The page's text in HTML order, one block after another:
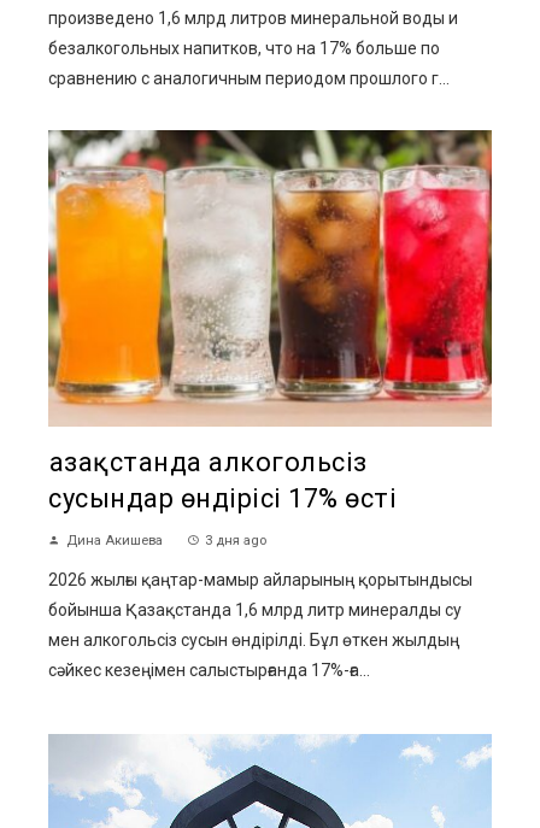
произведено 1,6 млрд литров минеральной воды и
безалкогольных напитков, что на 17% больше по
сравнению с аналогичным периодом прошлого г...
Қазақстанда алкогольсіз
сусындар өндірісі 17% өсті
Дина Акишева 3 дня ago
2026 жылғы қаңтар-мамыр айларының қорытындысы
бойынша Қазақстанда 1,6 млрд литр минералды су
мен алкогольсіз сусын өндірілді. Бұл өткен жылдың
сәйкес кезеңімен салыстырғанда 17%-ға...